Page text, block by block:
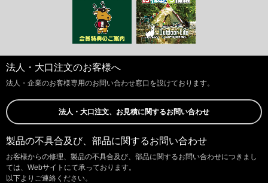
法人・大口注文のお客様へ
法人・企業のお客様専用のお問い合わせ窓口を設けております。
法人・大口注文、お見積に関するお問い合わせ
製品の不具合及び、部品に関するお問い合わせ
お客様からの修理、製品の不具合及び、部品に関するお問い合わせにつきまし
ては、Webサイトにて承っております。
以下よりご連絡ください。